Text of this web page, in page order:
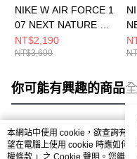
NIKE W AIR FORCE 1
07 NEXT NATURE 女
休閒鞋 DC9486109
NT$2,190
NT$3,600
你可能有興趣的商品
熱門標籤
本網站中使用 cookie，欲查詢有
望在電腦上使用 cookie 時應如何
權條款 」之 Cookie 聲明。您繼續